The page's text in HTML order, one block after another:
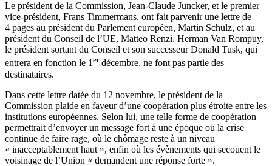
Le président de la Commission, Jean-Claude Juncker, et le premier
vice-président, Frans Timmermans, ont fait parvenir une lettre de
4 pages au président du Parlement européen, Martin Schulz, et au
président du Conseil de l’UE, Matteo Renzi. Herman Van Rompuy,
le président sortant du Conseil et son successeur Donald Tusk, qui
entrera en fonction le 1erdécembre, ne font pas partie des
destinataires.
Dans cette lettre datée du 12 novembre, le président de la
Commission plaide en faveur d’une coopération plus étroite entre les
institutions européennes. Selon lui, une telle forme de coopération
permettrait d’envoyer un message fort à une époque où la crise
continue de faire rage, où le chômage reste à un niveau
« inacceptablement haut », enfin où les évènements qui secouent le
voisinage de l’Union « demandent une réponse forte ».